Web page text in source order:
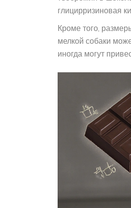
глицирризиновая
Кроме того,
мелкой собаки
иногда могут